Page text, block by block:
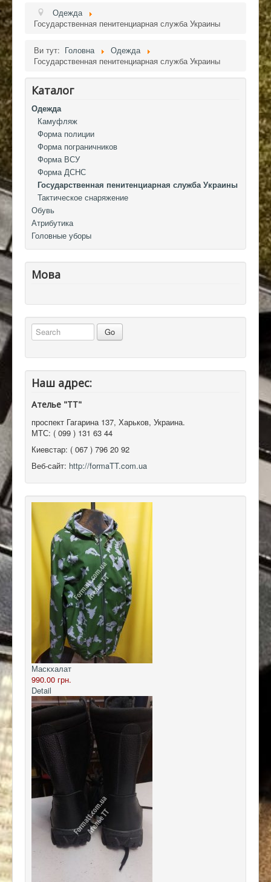
Одежда
Государственная пенитенциарная служба Украины
Ви тут: Головна
Одежда
Государственная пенитенциарная служба Украины
Каталог
Одежда
Камуфляж
Форма полиции
Форма пограничников
Форма ВСУ
Форма ДСНС
Государственная пенитенциарная служба Украины
Тактическое снаряжение
Обувь
Атрибутика
Головные уборы
Мова
Наш адрес:
Ателье "ТТ"
проспект Гагарина 137, Харьков, Украина.
МТС: ( 099 ) 131 63 44
Киевстар: ( 067 ) 796 20 92
Веб-сайт: http://formaTT.com.ua
Маскхалат
990.00 грн.
Detail